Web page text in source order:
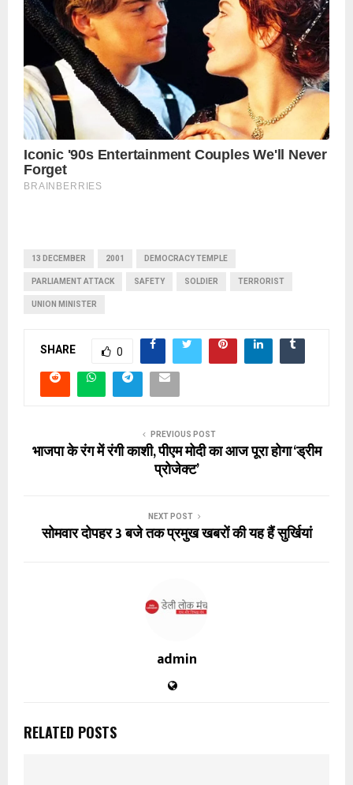
13 DECEMBER 2001 DEMOCRACY TEMPLE
PARLIAMENT ATTACK SAFETY SOLDIER TERRORIST
UNION MINISTER
SHARE 0
PREVIOUS POST
भाजपा के रंग में रंगी काशी, पीएम मोदी का आज पूरा होगा ‘ड्रीम
प्रोजेक्ट’
NEXT POST
सोमवार दोपहर 3 बजे तक प्रमुख खबरों की यह हैं सुर्खियां
admin
RELATED POSTS